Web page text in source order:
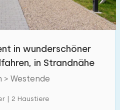
in wunderschöner
in Strandnähe
> Westende
| 2 Haustiere